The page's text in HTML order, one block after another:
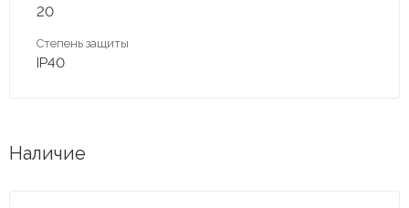
20
Степень защиты
IP40
Наличие